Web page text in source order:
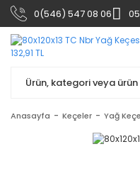
0(546) 547 08 06
Anasayfa Keçeler Yağ